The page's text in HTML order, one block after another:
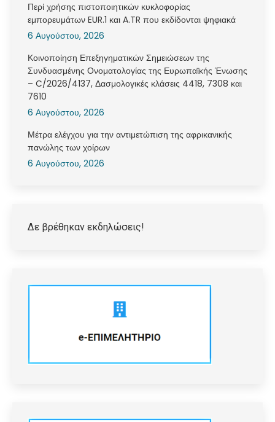
Περί χρήσης πιστοποιητικών κυκλοφορίας
εμπορευμάτων EUR.1 και A.TR που εκδίδονται ψηφιακά
6 Αυγούστου, 2026
Κοινοποίηση Επεξηγηματικών Σημειώσεων της
Συνδυασμένης Ονοματολογίας της Ευρωπαϊκής Ένωσης
– C/2026/4137, Δασμολογικές κλάσεις 4418, 7308 και
7610
6 Αυγούστου, 2026
Μέτρα ελέγχου για την αντιμετώπιση της αφρικανικής
πανώλης των χοίρων
6 Αυγούστου, 2026
Δε βρέθηκαν εκδηλώσεις!